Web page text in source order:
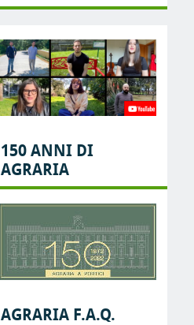
150 ANNI DI
AGRARIA
AGRARIA F.A.Q.